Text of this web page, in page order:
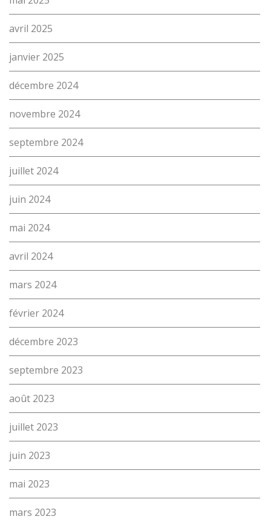
Formations
Promotion des métiers
Métiers
Contact
Emploi
proFonds
Portes ouvertes 2026
Cours interentreprises
Tests d’aptitudes
Accès et plan de l’école
Liens utiles
Recherche
(Par exemple: un métier ou une formation)
avril 2025
janvier 2025
décembre 2024
novembre 2024
septembre 2024
juillet 2024
juin 2024
mai 2024
avril 2024
mars 2024
février 2024
décembre 2023
septembre 2023
août 2023
juillet 2023
juin 2023
mai 2023
mars 2023